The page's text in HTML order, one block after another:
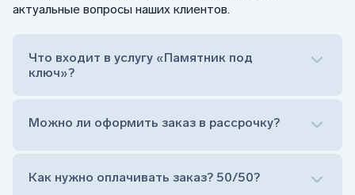
актуальные вопросы наших клиентов.
Что входит в услугу «Памятник под
ключ»?
Сам комплект памятника:
Можно ли оформить заказ в рассрочку?
Как нужно оплачивать заказ? 50/50?